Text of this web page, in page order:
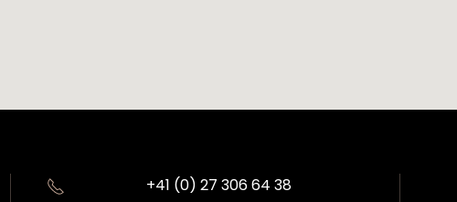
+41 (0) 27 306 64 38